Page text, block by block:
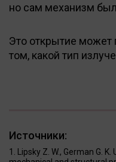
но сам механизм
Это открытие может
том, какой тип
Источники:
Lipsky Z. W., German G.